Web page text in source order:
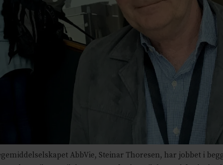
AbbVie, Steinar Thoresen, har jobbet i